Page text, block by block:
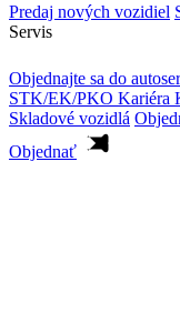
Predaj nových vozidiel
Servis
Objednajte sa do
STK/EK/PKO Kariéra
Skladové vozidlá
Objednať